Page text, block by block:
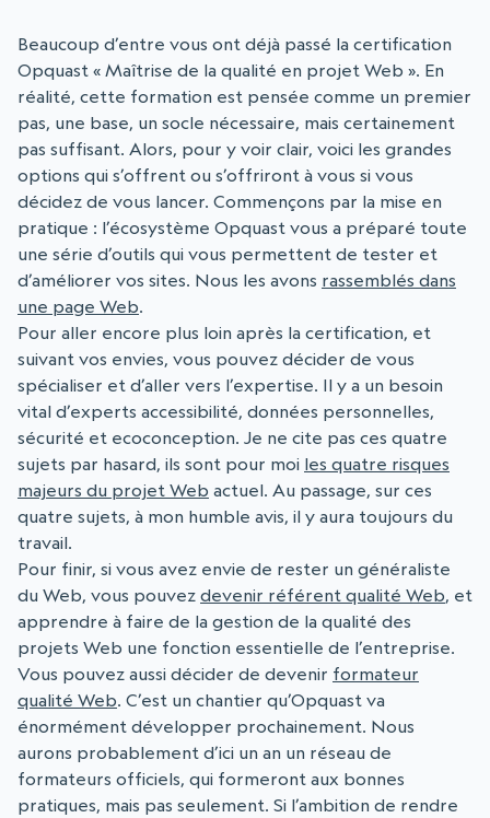
Beaucoup d’entre vous ont déjà passé la certification
Opquast « Maîtrise de la qualité en projet Web ». En
réalité, cette formation est pensée comme un premier
pas, une base, un socle nécessaire, mais certainement
pas suffisant. Alors, pour y voir clair, voici les grandes
options qui s’offrent ou s’offriront à vous si vous
décidez de vous lancer. Commençons par la mise en
pratique : l’écosystème Opquast vous a préparé toute
une série d’outils qui vous permettent de tester et
d’améliorer vos sites. Nous les avons rassemblés dans
une page Web.
Pour aller encore plus loin après la certification, et
suivant vos envies, vous pouvez décider de vous
spécialiser et d’aller vers l’expertise. Il y a un besoin
vital d’experts accessibilité, données personnelles,
sécurité et ecoconception. Je ne cite pas ces quatre
sujets par hasard, ils sont pour moi les quatre risques
majeurs du projet Web actuel. Au passage, sur ces
quatre sujets, à mon humble avis, il y aura toujours du
travail.
Pour finir, si vous avez envie de rester un généraliste
du Web, vous pouvez devenir référent qualité Web, et
apprendre à faire de la gestion de la qualité des
projets Web une fonction essentielle de l’entreprise.
Vous pouvez aussi décider de devenir formateur
qualité Web. C’est un chantier qu’Opquast va
énormément développer prochainement. Nous
aurons probablement d’ici un an un réseau de
formateurs officiels, qui formeront aux bonnes
pratiques, mais pas seulement. Si l’ambition de rendre